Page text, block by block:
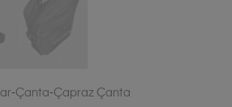
Çanta Çapraz Çanta